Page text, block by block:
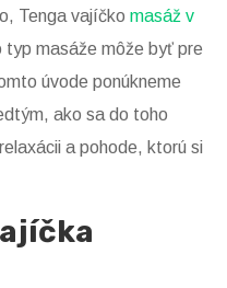
Tenga vajíčko masáž v
masáže môže byť pre
úvode ponúkneme
ako sa do toho
a pohode, ktorú si